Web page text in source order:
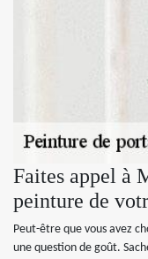
Faites appel à
peinture de
Peut-être que vous avez
une question de goût.